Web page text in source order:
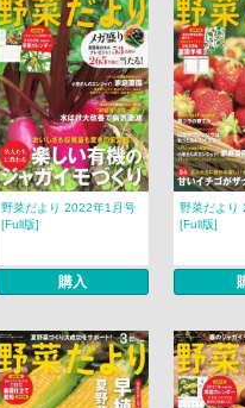
野菜だより 2022年1月号
[Full版]
購入
野菜だより
[Full版]